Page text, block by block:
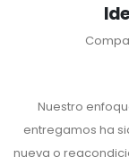
Nuestro
entregamos ha
nueva o